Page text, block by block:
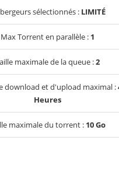
sélectionnés : LIMITÉ
Max Torrent en parallèle : 1
maximale de la queue :2
download et d'upload maximal :
Heures
maximale du torrent : 10 Go